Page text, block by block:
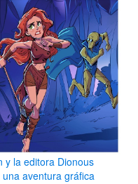
y la editora Dionous
aventura gráfica